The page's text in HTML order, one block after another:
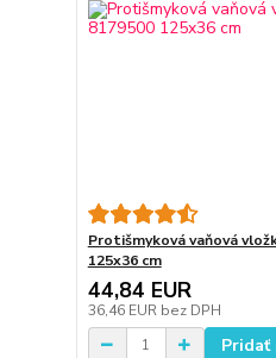
Protišmyková vaňová
125x36 cm
44,84 EUR
36,46 EUR bez DPH
Pridať